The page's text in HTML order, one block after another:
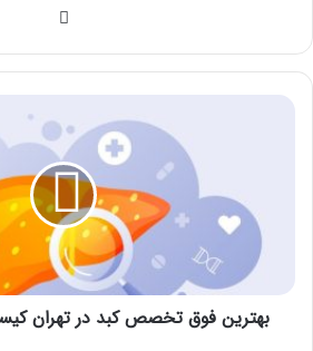
کیست؟
بهترین فوق تخصص کبد در تهران کیست؟